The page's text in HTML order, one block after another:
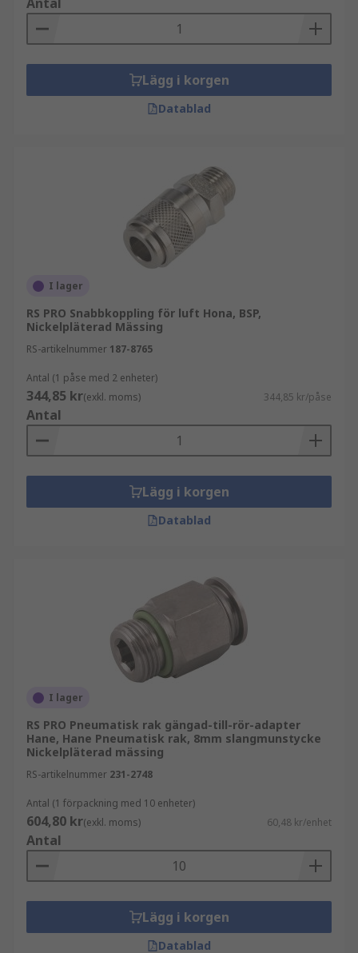
Lägg i korgen
Datablad
I lager
RS PRO Snabbkoppling för luft Hona, BSP,
Nickelpläterad Mässing
RS-artikelnummer 187-8765
Antal (1 påse med 2 enheter)
344,85 kr(exkl. moms) 344,85 kr/påse
Antal
Lägg i korgen
Datablad
I lager
RS PRO Pneumatisk rak gängad-till-rör-adapter
Hane, Hane Pneumatisk rak, 8mm slangmunstycke
Nickelpläterad mässing
RS-artikelnummer 231-2748
Antal (1 förpackning med 10 enheter)
604,80 kr(exkl. moms) 60,48 kr/enhet
Antal
Lägg i korgen
Datablad